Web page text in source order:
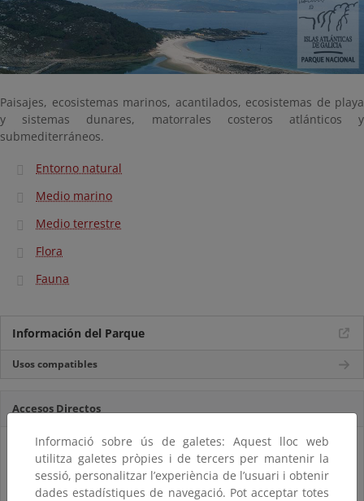
Paisajes, ecosistemas marinos, acantilados, ecosistemas de playa
y sistemas dunares, matorrales costeros atlánticos y
submediterráneos.
Entorno natural
Medio marino
Medio terrestre
Flora
Fauna
Información del Parque
Usos compatibles
Accesos Directos
Informació sobre ús de galetes: Aquest lloc web
utilitza galetes pròpies i de tercers per mantenir la
sessió, personalitzar l’experiència de l’usuari i obtenir
dades estadístiques de navegació. Pot acceptar totes